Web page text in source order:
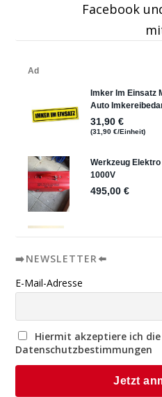
Facebook
➡️NEWSLETTER⬅️
E-Mail-Adresse
Hiermit akzeptiere ich die
Datenschutzbestimmungen